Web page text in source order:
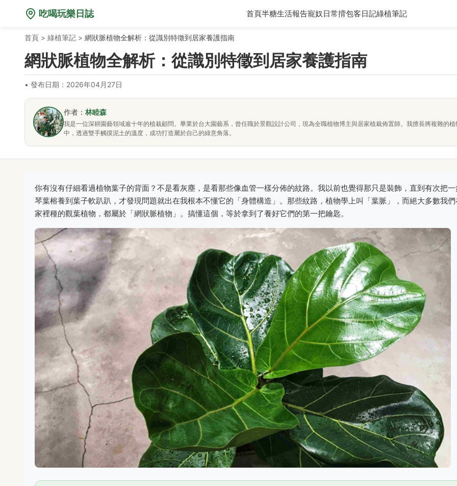
吃喝玩樂日誌 首頁半糖生活報告寵奴日常揹包客日記綠植筆記
首頁 > 綠植筆記 > 網狀脈植物全解析：從識別特徵到居家養護指南
網狀脈植物全解析：從識別特徵到居家養護指南
• 發布日期：2026年04月27日
作者： 林睦森
我是一位深耕園藝領域逾十年的植栽顧問。畢業於台大園藝系，曾任職於景觀設計公司，現為全職植物博主與居家植栽佈置師。我擅長將複雜的
中，透過雙手觸摸泥土的溫度，成功打造屬於自己的綠意角落。
你有沒有仔細看過植物葉子的背面？不是看灰塵，是看那些像血管一樣分佈的紋路。我以前也覺得那只是裝飾，直到有次把
琴葉榕養到葉子軟趴趴，才發現問題就出在我根本不懂它的「身體構造」。那些紋路，植物學上叫「葉脈」，而絕大多數我
家裡種的觀葉植物，都屬於「網狀脈植物」。搞懂這個，等於拿到了養好它們的第一把鑰匙。